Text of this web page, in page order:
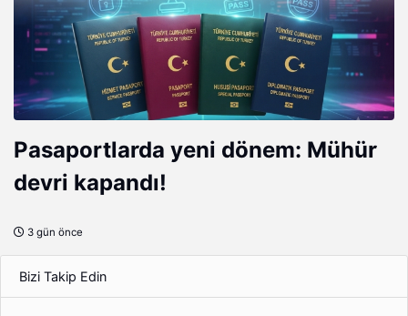
Pasaportlarda yeni dönem: Mühür
devri kapandı!
3 gün önce
Bizi Takip Edin